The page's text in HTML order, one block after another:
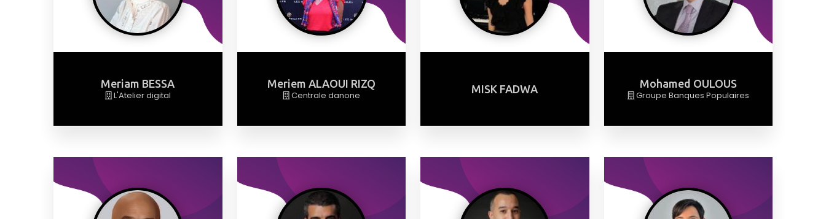
Meriam BESSA
L'Atelier digital
Meriem ALAOUI RIZQ
Centrale danone
MISK FADWA Mohamed OULOUS
Groupe Banques Populaires